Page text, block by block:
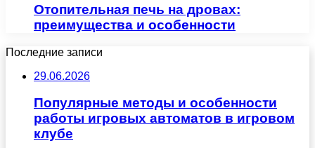
Отопительная печь на дровах:
преимущества и особенности
Последние записи
29.06.2026
Популярные методы и особенности
работы игровых автоматов в игровом
клубе